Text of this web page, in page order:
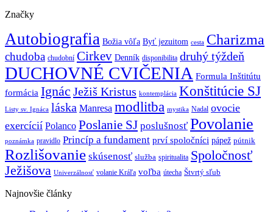
Značky
Autobiografia Božia vôľa Byť jezuitom cesta Charizma
chudoba chudobní Cirkev Denník disponibilita druhý týždeň
DUCHOVNÉ CVIČENIA Formula Inštitútu
formácia Ignác Ježiš Kristus kontemplácia Konštitúcie SJ
Listy sv. Ignáca láska Manresa modlitba mystika Nadal ovocie
exercícií Polanco Poslanie SJ poslušnosť Povolanie
poznámka pravidlo Princíp a fundament prví spoločníci pápež pútnik
Rozlišovanie skúsenosť služba spiritualita Spoločnosť
Ježišova Univerzálnosť volanie Kráľa voľba útecha Štvrtý sľub
Najnovšie články